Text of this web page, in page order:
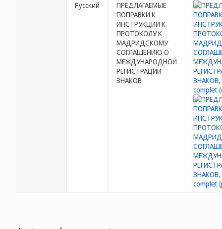
Русский
ПРЕДЛАГАЕМЫЕ
ПОПРАВКИ К
ИНСТРУКЦИИ К
ПРОТОКОЛУ К
МАДРИДСКОМУ
СОГЛАШЕНИЮ О
МЕЖДУНАРОДНОЙ
РЕГИСТРАЦИИ
ЗНАКОВ